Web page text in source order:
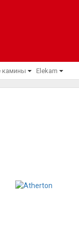
камины Elekam